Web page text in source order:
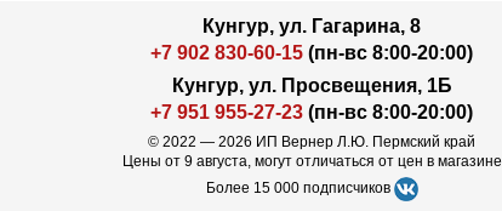
Кунгур, ул. Гагарина, 8
+7 902 830-60-15 (пн-вс 8:00-20:00)
Кунгур, ул. Просвещения, 1Б
+7 951 955-27-23 (пн-вс 8:00-20:00)
© 2022 — 2026 ИП Вернер Л.Ю. Пермский край
Цены от 9 августа, могут отличаться от цен в магазине
Более 15 000 подписчиков